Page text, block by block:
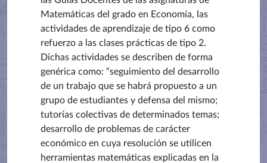
Matemáticas del grado en Economía, las
actividades de aprendizaje de tipo 6 como
refuerzo a las clases prácticas de tipo 2.
Dichas actividades se describen de forma
genérica como: “seguimiento del desarrollo
de un trabajo que se habrá propuesto a un
grupo de estudiantes y defensa del mismo;
tutorías colectivas de determinados temas;
desarrollo de problemas de carácter
económico en cuya resolución se utilicen
herramientas matemáticas explicadas en la